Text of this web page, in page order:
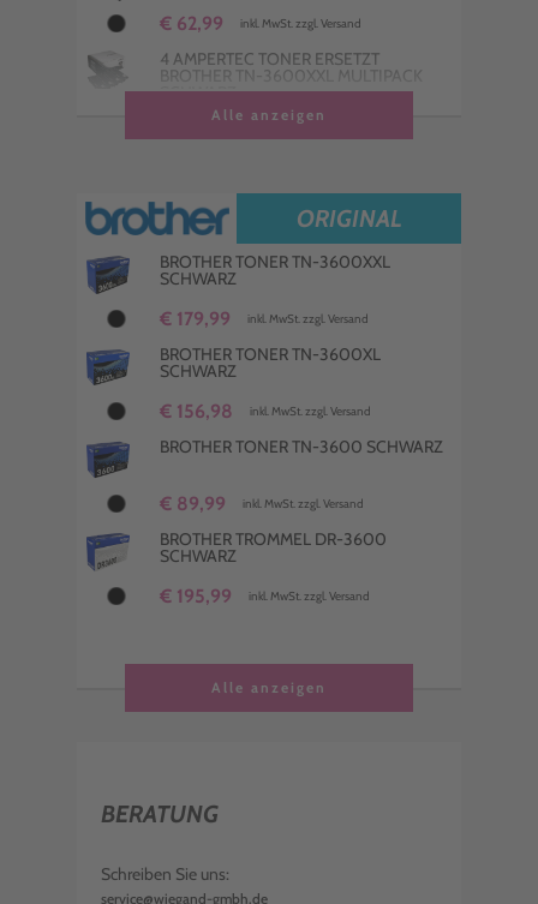
€ 62,99 inkl. MwSt. zzgl. Versand
4 AMPERTEC TONER ERSETZT
BROTHER TN-3600XXL MULTIPACK
SCHWARZ
SCHWARZ
€ 368,00
4 KOMPATIBLE TONER ERSETZT
SCHWARZ
€ 227,99 inkl. MwSt. zzgl. Versand
Alle anzeigen
ORIGINAL
BROTHER TONER TN-3600XXL
SCHWARZ
€ 179,99 inkl. MwSt. zzgl. Versand
BROTHER TONER TN-3600XL
SCHWARZ
€ 156,98 inkl. MwSt. zzgl. Versand
BROTHER TONER TN-3600 SCHWARZ
€ 89,99 inkl. MwSt. zzgl. Versand
BROTHER TROMMEL DR-3600
SCHWARZ
€ 195,99 inkl. MwSt. zzgl. Versand
Alle anzeigen
BERATUNG
Schreiben Sie uns:
service@wiegand-gmbh.de